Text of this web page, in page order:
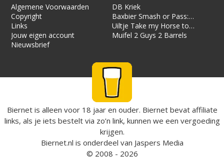
Algemene Voorwaarden
Copyright
Links
Jouw eigen account
Nieuwsbrief
DB Kriek
Baxbier Smash or Pass:
Strata
Uiltje Take my Horse to
the Hotel Room
Muifel 2 Guys 2 Barrels
Biernet is alleen voor 18 jaar en ouder. Biernet bevat affiliate
links, als je iets bestelt via zo’n link, kunnen we een vergoeding
krijgen.
Biernet.nl is onderdeel van Jaspers Media
© 2008 - 2026